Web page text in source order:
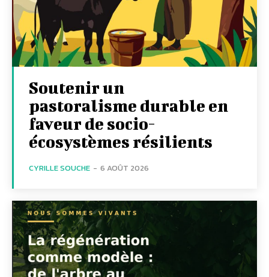
Soutenir un
pastoralisme durable en
faveur de socio-
écosystèmes résilients
CYRILLE SOUCHE - 6 AOÛT 2026